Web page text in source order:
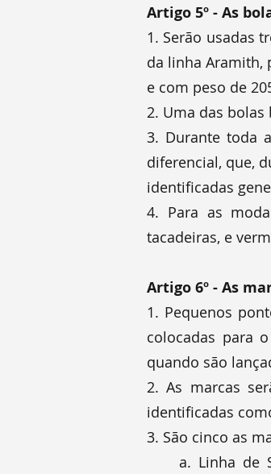
Artigo 5º - As
1. Serão usadas
da linha Aramith,
e com peso de
2. Uma das
3. Durante toda
diferencial, que,
identificadas
4. Para as
tacadeiras, e
Artigo 6º - As
1. Pequenos
colocadas para
quando são
2. As marcas
identificadas
3. São cinco as
a. Linha de